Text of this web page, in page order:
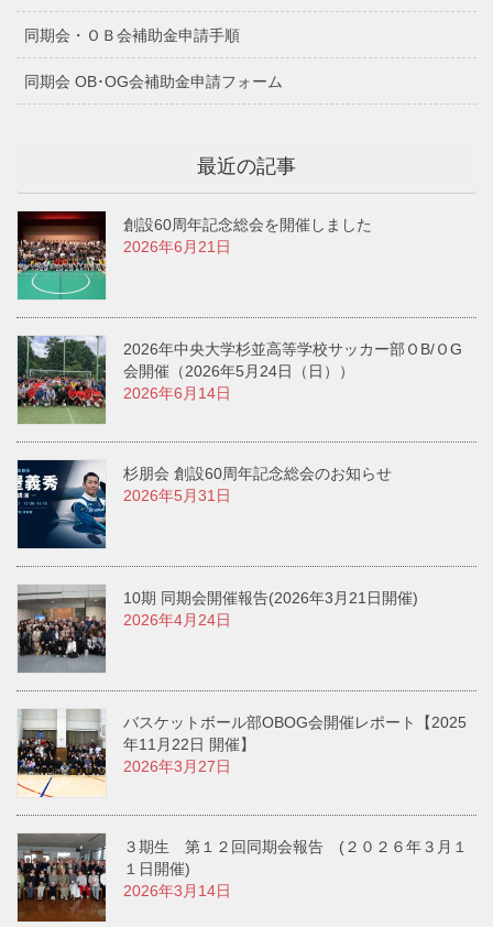
同期会・ＯＢ会補助金申請手順
同期会 OB･OG会補助金申請フォーム
最近の記事
創設60周年記念総会を開催しました
2026年6月21日
2026年中央大学杉並高等学校サッカー部ＯB/ＯG
会開催（2026年5月24日（日））
2026年6月14日
杉朋会 創設60周年記念総会のお知らせ
2026年5月31日
10期 同期会開催報告(2026年3月21日開催)
2026年4月24日
バスケットボール部OBOG会開催レポート【2025
年11月22日 開催】
2026年3月27日
３期生 第１２回同期会報告 (２０２６年３月１
１日開催)
2026年3月14日